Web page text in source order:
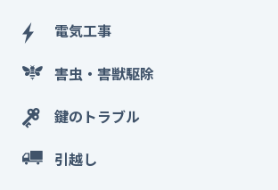
電気工事
害虫・害獣駆除
鍵のトラブル
引越し